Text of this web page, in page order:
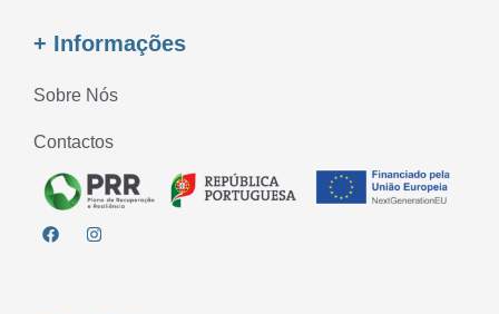
+ Informações
Sobre Nós
Contactos